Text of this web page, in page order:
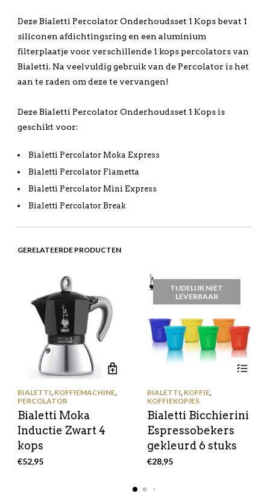
Deze Bialetti Percolator Onderhoudsset 1 Kops bevat 1
siliconen afdichtingsring en een aluminium
filterplaatje voor verschillende 1 kops percolators van
Bialetti. Na veelvuldig gebruik van de Percolator is het
aan te raden om deze te vervangen!
Deze Bialetti Percolator Onderhoudsset 1 Kops is
geschikt voor:
Bialetti Percolator Moka Express
Bialetti Percolator Fiametta
Bialetti Percolator Mini Express
Bialetti Percolator Break
GERELATEERDE PRODUCTEN
BIALETTI, KOFFIEMACHINE,
PERCOLATOR
Bialetti Moka
Inductie Zwart 4
kops
€52,95
TIJDELIJK NIET
LEVERBAAR
BIALETTI, KOFFIE,
KOFFIEKOPJES
Bialetti Bicchierini
Espressobekers
gekleurd 6 stuks
€28,95